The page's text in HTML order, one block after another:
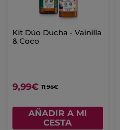
Jabón Líquido de
Manos Frambuesa &
4,99€
AÑADIR A MI
CESTA